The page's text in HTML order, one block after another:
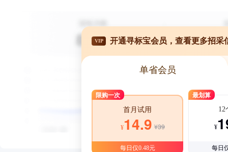
VIP 开通寻标宝会员，查看更多招采
单省会员
限购一次
首月试用
¥14.9 ¥39
每日仅0.48元
最划算
12
¥
每日